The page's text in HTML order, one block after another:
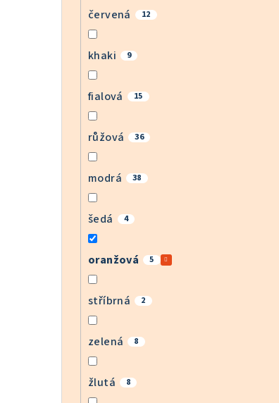
červená 12
khaki 9
fialová 15
růžová 36
modrá 38
šedá 4
oranžová 5
stříbrná 2
zelená 8
žlutá 8